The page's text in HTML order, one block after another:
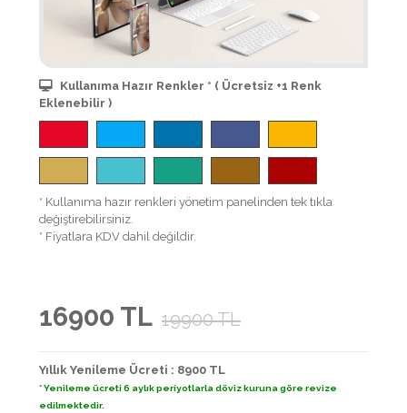
Kullanıma Hazır Renkler * ( Ücretsiz +1 Renk
Eklenebilir )
* Kullanıma hazır renkleri yönetim panelinden tek tıkla
değiştirebilirsiniz.
* Fiyatlara KDV dahil değildir.
16900 TL 19900 TL
Yıllık Yenileme Ücreti : 8900 TL
* Yenileme ücreti 6 aylık periyotlarla döviz kuruna göre revize
edilmektedir.